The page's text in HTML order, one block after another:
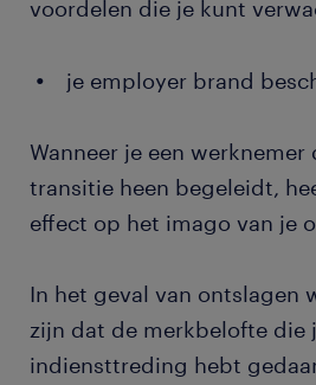
voordelen die je kunt
je employer brand
Wanneer je een werknemer
transitie heen begeleidt,
effect op het imago van je
In het geval van ontslagen
zijn dat de merkbelofte die
indiensttreding hebt